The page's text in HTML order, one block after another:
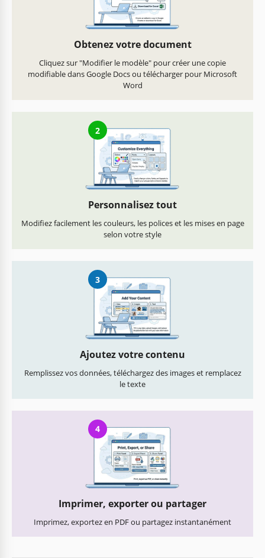
Obtenez votre document
Cliquez sur "Modifier le modèle" pour créer une copie
modifiable dans Google Docs ou télécharger pour Microsoft
Word
2
Personnalisez tout
Modifiez facilement les couleurs, les polices et les mises en page
selon votre style
3
Ajoutez votre contenu
Remplissez vos données, téléchargez des images et remplacez
le texte
4
Imprimer, exporter ou partager
Imprimez, exportez en PDF ou partagez instantanément